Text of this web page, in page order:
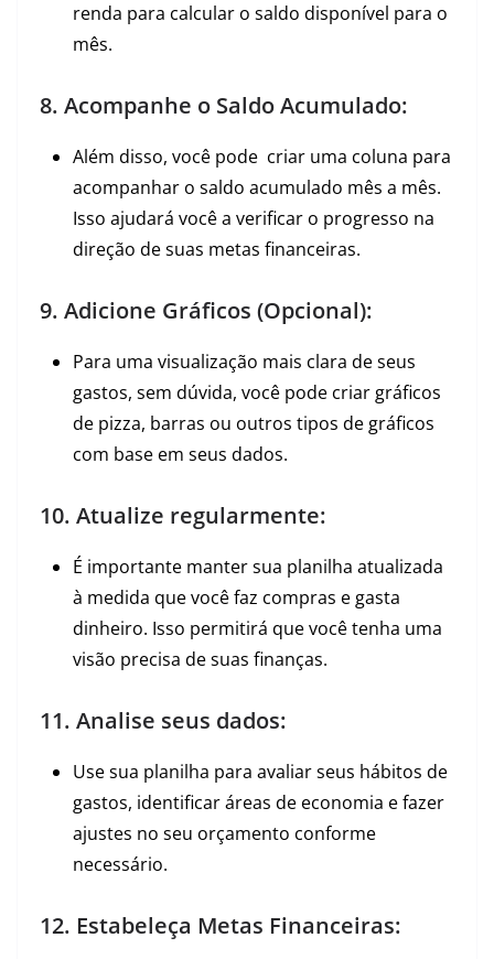
renda para calcular o saldo disponível para o
mês.
8. Acompanhe o Saldo Acumulado:
Além disso, você pode criar uma coluna para
acompanhar o saldo acumulado mês a mês.
Isso ajudará você a verificar o progresso na
direção de suas metas financeiras.
9. Adicione Gráficos (Opcional):
Para uma visualização mais clara de seus
gastos, sem dúvida, você pode criar gráficos
de pizza, barras ou outros tipos de gráficos
com base em seus dados.
10. Atualize regularmente:
É importante manter sua planilha atualizada
à medida que você faz compras e gasta
dinheiro. Isso permitirá que você tenha uma
visão precisa de suas finanças.
11. Analise seus dados:
Use sua planilha para avaliar seus hábitos de
gastos, identificar áreas de economia e fazer
ajustes no seu orçamento conforme
necessário.
12. Estabeleça Metas Financeiras: